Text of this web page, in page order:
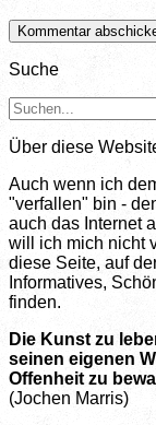
Suche
Über diese
Auch wenn ich
"verfallen" bin -
auch das Internet
will ich mich nicht
diese Seite, auf
Informatives,
finden.
Die Kunst zu
seinen eigenen
Offenheit zu
(Jochen Marris)